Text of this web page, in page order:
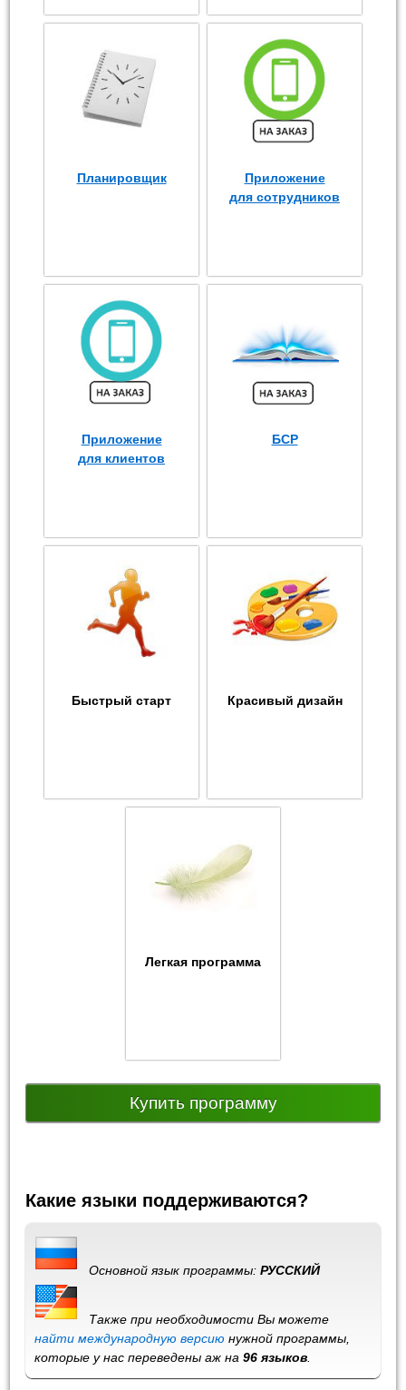
Планировщик
Приложение
для сотрудников
Приложение
для клиентов
БСР
Быстрый старт Красивый дизайн
Легкая программа
Купить программу
Какие языки поддерживаются?
Основной язык программы:РУССКИЙ
Также при необходимости Вы можете
найти международную версию нужной программы,
которые у нас переведены аж на96 языков.